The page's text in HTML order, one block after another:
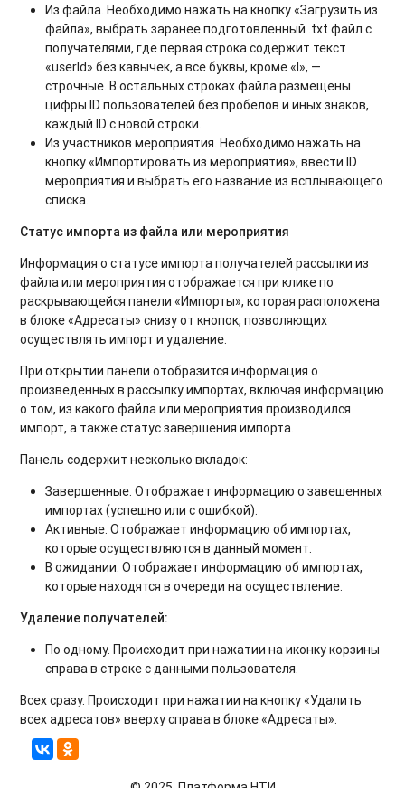
Из файла. Необходимо нажать на кнопку «Загрузить из
файла», выбрать заранее подготовленный .txt файл с
получателями, где первая строка содержит текст
«userId» без кавычек, а все буквы, кроме «I», —
строчные. В остальных строках файла размещены
цифры ID пользователей без пробелов и иных знаков,
каждый ID с новой строки.
Из участников мероприятия. Необходимо нажать на
кнопку «Импортировать из мероприятия», ввести ID
мероприятия и выбрать его название из всплывающего
списка.
Статус импорта из файла или мероприятия
Информация о статусе импорта получателей рассылки из
файла или мероприятия отображается при клике по
раскрывающейся панели «Импорты», которая расположена
в блоке «Адресаты» снизу от кнопок, позволяющих
осуществлять импорт и удаление.
При открытии панели отобразится информация о
произведенных в рассылку импортах, включая информацию
о том, из какого файла или мероприятия производился
импорт, а также статус завершения импорта.
Панель содержит несколько вкладок:
Завершенные. Отображает информацию о завешенных
импортах (успешно или с ошибкой).
Активные. Отображает информацию об импортах,
которые осуществляются в данный момент.
В ожидании. Отображает информацию об импортах,
которые находятся в очереди на осуществление.
Удаление получателей:
По одному. Происходит при нажатии на иконку корзины
справа в строке с данными пользователя.
Всех сразу. Происходит при нажатии на кнопку «Удалить
всех адресатов» вверху справа в блоке «Адресаты».